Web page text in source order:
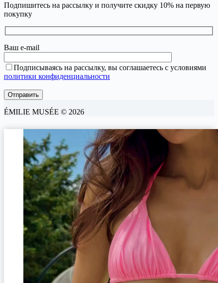
Подпишитесь на рассылку и получите скидку 10% на первую
покупку
Ваш e-mail
Подписываясь на рассылку, вы соглашаетесь с условиями
политики конфиденциальности
ÉMILIE MUSÉE © 2026